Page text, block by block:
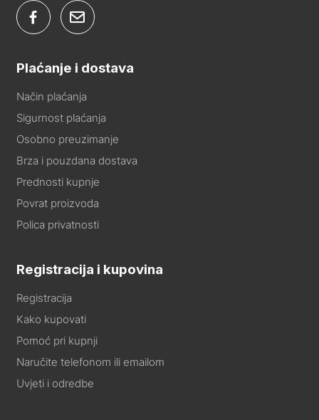
Plaćanje i dostava
Način plaćanja
Sigurnost plaćanja
Osobno preuzimanje
Brza i pouzdana dostava
Prednosti kupnje
Povrat proizvoda
Polica privatnosti
Registracija i kupovina
Registracija
Kako kupovati
Pomoć pri kupnji
Naručite telefonom ili emailom
Uvjeti i odredbe